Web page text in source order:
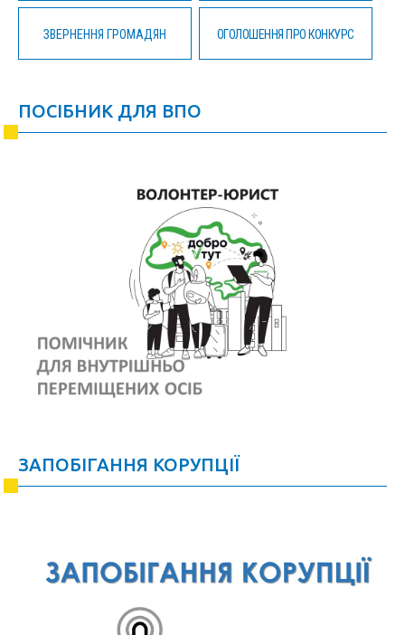
ЗВЕРНЕННЯ ГРОМАДЯН ОГОЛОШЕННЯ ПРО КОНКУРС
ПОСІБНИК ДЛЯ ВПО
ЗАПОБІГАННЯ КОРУПЦІЇ